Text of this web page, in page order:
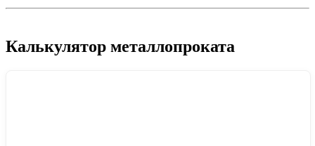
Калькулятор металлопроката